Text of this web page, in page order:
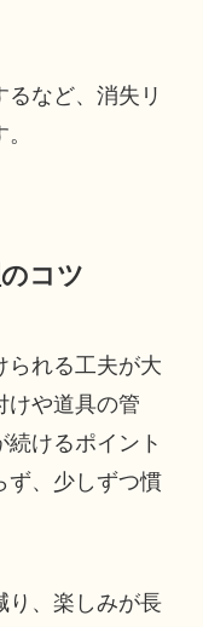
など、消失リ
コツ
られる工夫が大
けや道具の管
けるポイント
ず、少しずつ慣
り、楽しみが長